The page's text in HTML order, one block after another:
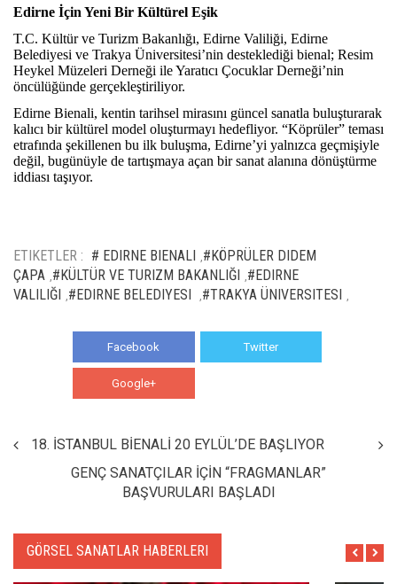
Edirne İçin Yeni Bir Kültürel Eşik
T.C. Kültür ve Turizm Bakanlığı, Edirne Valiliği, Edirne
Belediyesi ve Trakya Üniversitesi’nin desteklediği bienal; Resim
Heykel Müzeleri Derneği ile Yaratıcı Çocuklar Derneği’nin
öncülüğünde gerçekleştiriliyor.
Edirne Bienali, kentin tarihsel mirasını güncel sanatla buluşturarak
kalıcı bir kültürel model oluşturmayı hedefliyor. “Köprüler” teması
etrafında şekillenen bu ilk buluşma, Edirne’yi yalnızca geçmişiyle
değil, bugünüyle de tartışmaya açan bir sanat alanına dönüştürme
iddiası taşıyor.
ETIKETLER : # EDIRNE BIENALI #KÖPRÜLER DIDEM
ÇAPA #KÜLTÜR VE TURIZM BAKANLIĞI #EDIRNE
VALILIĞI #EDIRNE BELEDIYESI #TRAKYA ÜNIVERSITESI
Facebook Twitter
Google+
18. İSTANBUL BİENALİ 20 EYLÜL’DE BAŞLIYOR
GENÇ SANATÇILAR İÇİN “FRAGMANLAR”
BAŞVURULARI BAŞLADI
GÖRSEL SANATLAR HABERLERI